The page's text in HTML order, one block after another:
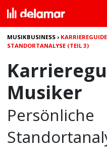
MUSIKBUSINESS ›
STANDORTANALYSE (TEIL 3)
Musiker
Persönliche